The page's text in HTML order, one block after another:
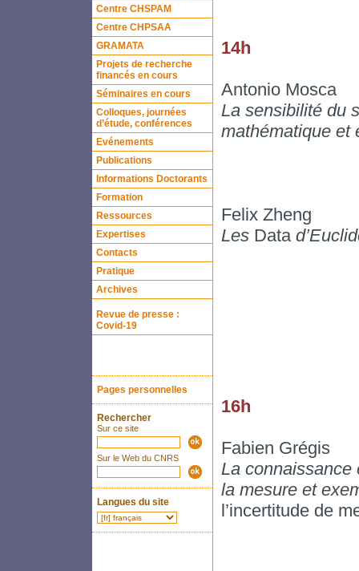
Centre CHSPAM
Centre CHPSAA
GRAMATA
Projets de recherche
financés en cours
Séminaires en cours
Colloques, journées
d’étude, conférences
Evénements
Publications
Informations Doctorants
Formation
Ressources
Expertises
Contacts
Pratique
Archives
Revue de presse :
Covid-19
Pages personnelles
Rechercher
Sur ce site
Sur le Web du CNRS
Langues du site
14h
Antonio Mosca
La sensibilité du
mathématique et
Felix Zheng
LesData
16h
Fabien Grégis
La connaissance
la mesure et
l’incertitude de